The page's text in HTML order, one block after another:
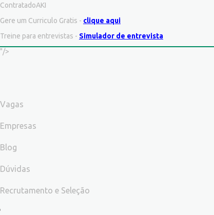
ContratadoAKI
Gere um Curriculo Gratis - clique aqui
Treine para entrevistas - Simulador de entrevista
"/>
Vagas
Empresas
Blog
Dúvidas
Recrutamento e Seleção